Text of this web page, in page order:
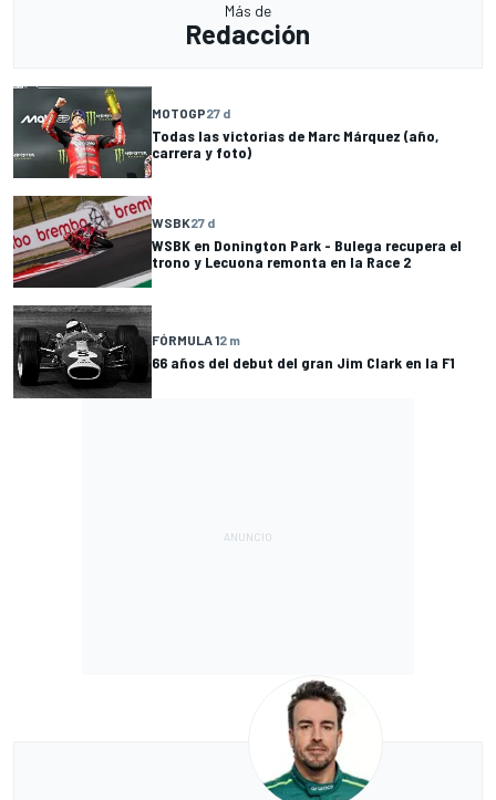
Más de
Redacción
MOTOGP27 d
Todas las victorias de Marc Márquez (año,
carrera y foto)
WSBK27 d
WSBK en Donington Park - Bulega recupera el
trono y Lecuona remonta en la Race 2
FÓRMULA 12 m
66 años del debut del gran Jim Clark en la F1